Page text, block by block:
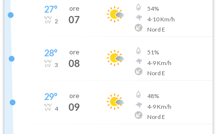
27°
2
ore
07
54%
4-10Km/h
Nord E
28°
3
ore
08
51%
4-9Km/h
Nord E
29°
4
ore
09
48%
4-9Km/h
Nord E